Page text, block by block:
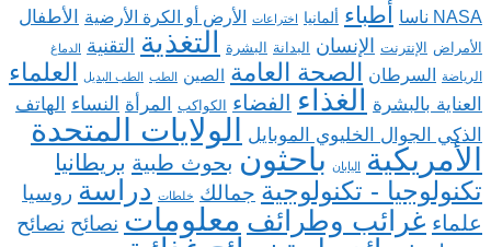
NASA ناسا أطباء ألمانيا اختراعات الأرض أو الكرة الأرضية الأطفال
الأمراض الإنترنت الإنسان البدانة البشرة التغذية التقنية الدماغ
الرياضة السرطان الصحة العامة الصين الطب الطب البديل العلماء
العناية بالبشرة الغذاء الفضاء الكواكب المرأة النساء
الهاتف
الذكي الجوال الخليوي الموبايل
الولايات المتحدة
الأمريكية
اليابان باحثون بحوث طبية بريطانيا
تكنولوجيا - تكنولوجية جمالك خلطات دراسة روسيا
علماء غرائب وطرائف معلومات نصائح نصائح